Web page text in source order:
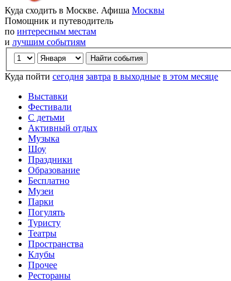
Куда сходить в Москве. Афиша Москвы
Помощник и путеводитель
по интересным местам
и лучшим событиям
Куда пойти сегодня завтра в выходные в этом месяце
Выставки
Фестивали
С детьми
Активный отдых
Музыка
Шоу
Праздники
Образование
Бесплатно
Музеи
Парки
Погулять
Туристу
Театры
Пространства
Клубы
Прочее
Рестораны